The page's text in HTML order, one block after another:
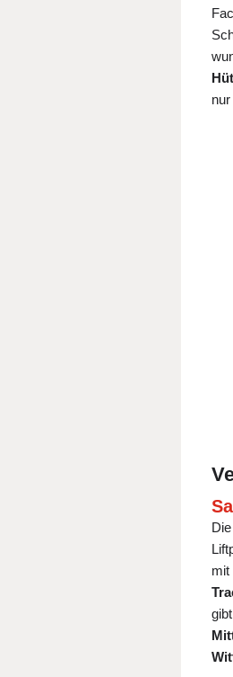
mit